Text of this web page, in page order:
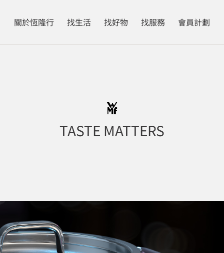
關於恆隆行 找生活 找好物 找服務 會員計劃
TASTE MATTERS